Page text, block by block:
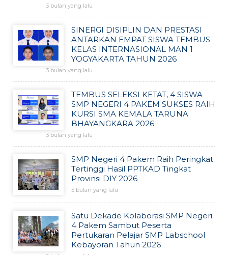
3 bulan yang lalu
SINERGI DISIPLIN DAN PRESTASI
ANTARKAN EMPAT SISWA TEMBUS
KELAS INTERNASIONAL MAN 1
YOGYAKARTA TAHUN 2026
3 bulan yang lalu
TEMBUS SELEKSI KETAT, 4 SISWA
SMP NEGERI 4 PAKEM SUKSES RAIH
KURSI SMA KEMALA TARUNA
BHAYANGKARA 2026
3 bulan yang lalu
SMP Negeri 4 Pakem Raih Peringkat
Tertinggi Hasil PPTKAD Tingkat
Provinsi DIY 2026
5 bulan yang lalu
Satu Dekade Kolaborasi SMP Negeri
4 Pakem Sambut Peserta
Pertukaran Pelajar SMP Labschool
Kebayoran Tahun 2026